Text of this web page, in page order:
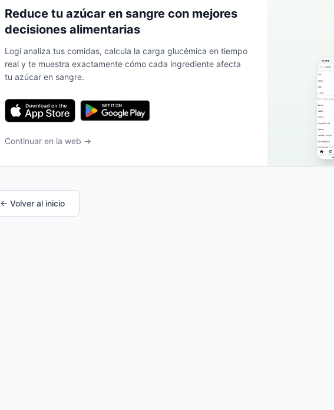
Reduce tu azúcar en sangre con mejores
decisiones alimentarias
Logi analiza tus comidas, calcula la carga glucémica en tiempo
real y te muestra exactamente cómo cada ingrediente afecta
tu azúcar en sangre.
Continuar en la web →
← Volver al inicio